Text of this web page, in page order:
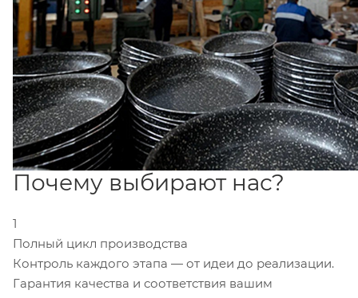
Почему выбирают нас?
1
Полный цикл производства
Контроль каждого этапа — от идеи до реализации.
Гарантия качества и соответствия вашим